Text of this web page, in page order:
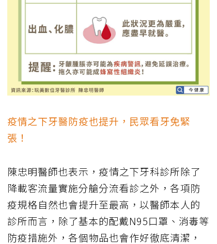
疫情之下牙醫防疫也提升，民眾看牙免緊
張！
陳忠明醫師也表示，疫情之下牙科診所除了
降載客流量實施分艙分流看診之外，各項防
疫規格自然也會提升至最高，以醫師本人的
診所而言，除了基本的配戴N95口罩、消毒等
防疫措施外，各個物品也會作好徹底清潔，